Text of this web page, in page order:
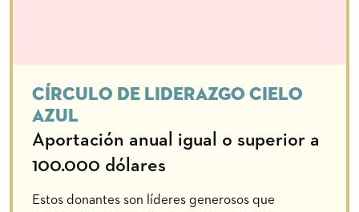
Círculo de Liderazgo Cielo
Azul
Aportación anual igual o superior a
100.000 dólares
Estos donantes son líderes generosos que